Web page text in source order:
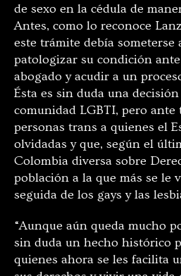
de sexo en la cédula de
Antes, como lo reconoce
este trámite debía someterse
patologizar su condición
abogado y acudir a un
Ésta es sin duda una
comunidad LGBTI, pero ante
personas trans a quienes el
olvidadas y que, según el
Colombia diversa sobre
población a la que más se le
seguida de los gays y las
“Aunque aún queda mucho
sin duda un hecho histórico
quienes ahora se les facilita